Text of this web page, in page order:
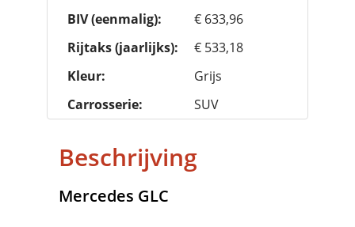
BIV (eenmalig):
€ 633,96
Rijtaks (jaarlijks):
€ 533,18
Kleur:
Grijs
Carrosserie:
SUV
Beschrijving
Mercedes GLC